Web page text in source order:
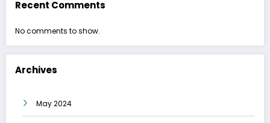
Recent Comments
No comments to show.
Archives
May 2024